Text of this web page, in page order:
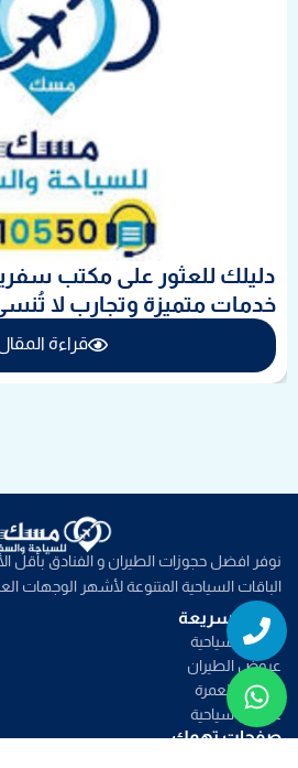
Phone
Whatsapp
دليلك للعثور على مكتب
خدمات متميزة وتجارب لا
قراءة
نوفر افضل حجوزات الطيران و الفنادق بأقل
الباقات السياحية المتنوعة لأشهر الوجهات
روابط سريعة
خدمات سياحية
عروض الطيران
عروض العمرة
عروض سياحية
صفحات تهمك